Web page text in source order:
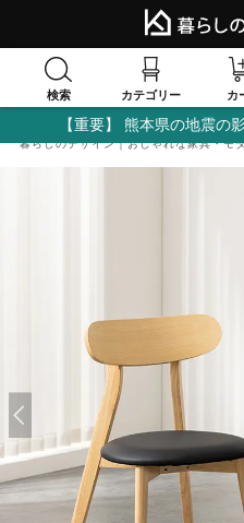
検索 カテゴリー カ
【重要】 熊本県の地震の
暮らしのデザイン｜おしゃれな家具・モ